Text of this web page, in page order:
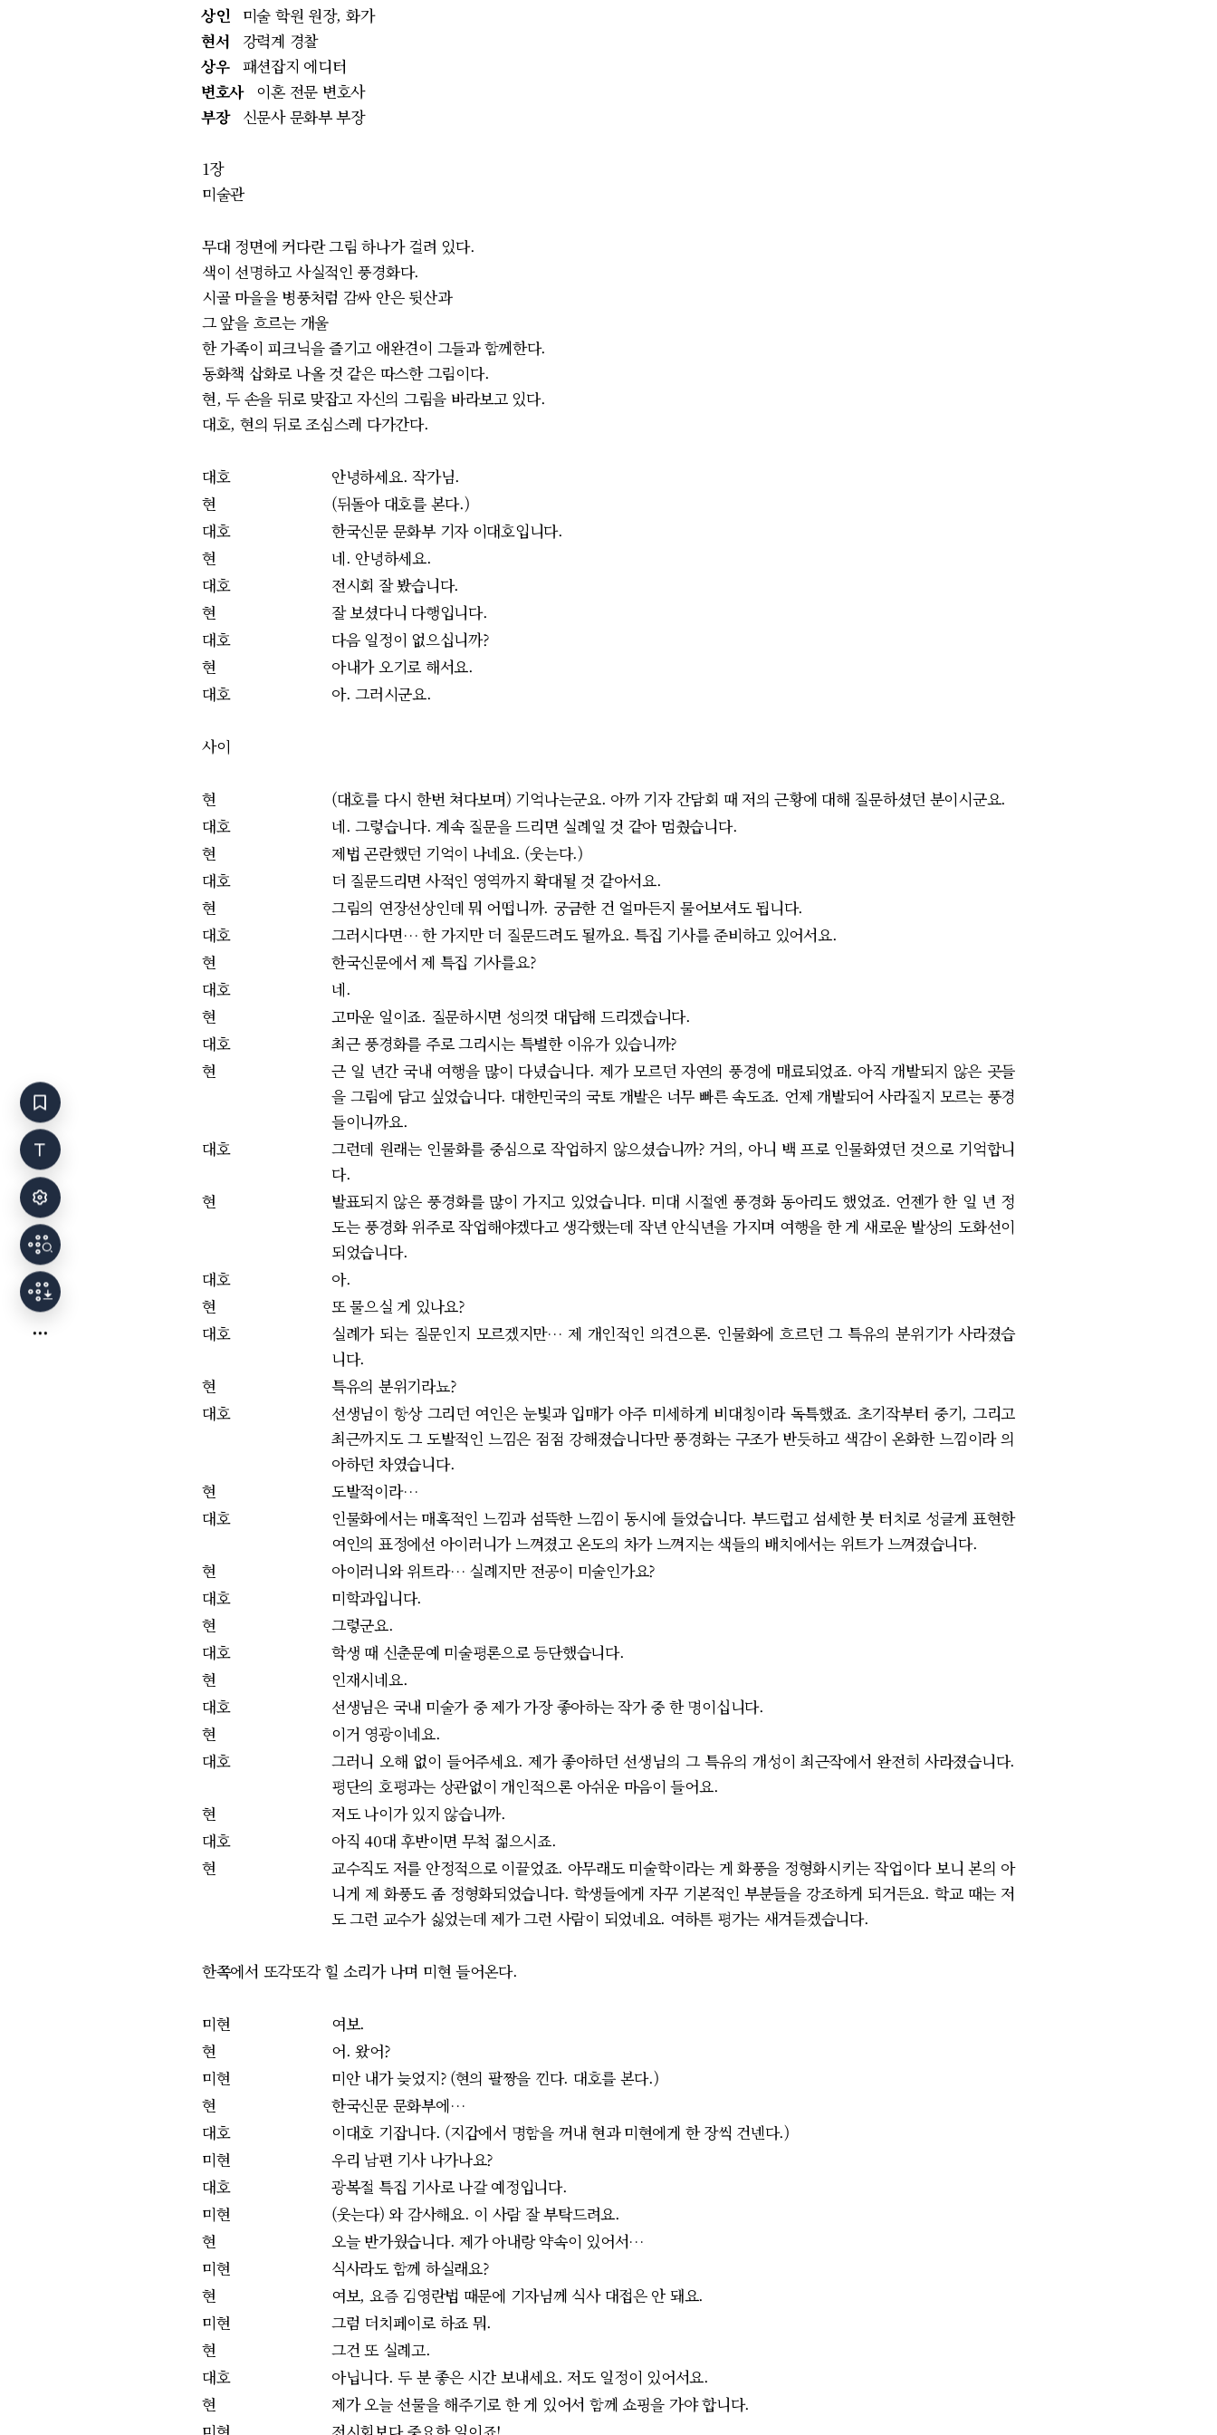
상인 미술 학원 원장, 화가
현서 강력계 경찰
상우패션잡지 에디터
변호사이혼 전문 변호사
부장신문사 문화부 부장
1장
미술관
무대 정면에 커다란 그림 하나가 걸려 있다.
색이 선명하고 사실적인 풍경화다.
시골 마을을 병풍처럼 감싸 안은 뒷산과
그 앞을 흐르는 개울
한 가족이 피크닉을 즐기고 애완견이 그들과 함께한다.
동화책 삽화로 나올 것 같은 따스한 그림이다.
현, 두 손을 뒤로 맞잡고 자신의 그림을 바라보고 있다.
대호, 현의 뒤로 조심스레 다가간다.
대호
안녕하세요. 작가님.
현
(뒤돌아 대호를 본다.)
대호
한국신문 문화부 기자 이대호입니다.
현
네. 안녕하세요.
대호
전시회 잘 봤습니다.
현
잘 보셨다니 다행입니다.
대호
다음 일정이 없으십니까?
현
아내가 오기로 해서요.
대호
아. 그러시군요.
사이
현
(대호를 다시 한번 쳐다보며) 기억나는군요. 아까 기자 간담회 때 저의 근황에 대해 질문하셨던 분이시군요.
대호
네. 그렇습니다. 계속 질문을 드리면 실례일 것 같아 멈췄습니다.
현
제법 곤란했던 기억이 나네요. (웃는다.)
대호
더 질문드리면 사적인 영역까지 확대될 것 같아서요.
현
그림의 연장선상인데 뭐 어떱니까. 궁금한 건 얼마든지 물어보셔도 됩니다.
대호
그러시다면… 한 가지만 더 질문드려도 될까요. 특집 기사를 준비하고 있어서요.
현
한국신문에서 제 특집 기사를요?
대호
네.
현
고마운 일이죠. 질문하시면 성의껏 대답해 드리겠습니다.
대호
최근 풍경화를 주로 그리시는 특별한 이유가 있습니까?
현
근 일 년간 국내 여행을 많이 다녔습니다. 제가 모르던 자연의 풍경에 매료되었죠. 아직 개발되지 않은 곳들
을 그림에 담고 싶었습니다. 대한민국의 국토 개발은 너무 빠른 속도죠. 언제 개발되어 사라질지 모르는 풍경
들이니까요.
대호
그런데 원래는 인물화를 중심으로 작업하지 않으셨습니까? 거의, 아니 백 프로 인물화였던 것으로 기억합니
다.
현
발표되지 않은 풍경화를 많이 가지고 있었습니다. 미대 시절엔 풍경화 동아리도 했었죠. 언젠가 한 일 년 정
도는 풍경화 위주로 작업해야겠다고 생각했는데 작년 안식년을 가지며 여행을 한 게 새로운 발상의 도화선이
되었습니다.
대호
아.
현
또 물으실 게 있나요?
대호
실례가 되는 질문인지 모르겠지만… 제 개인적인 의견으론. 인물화에 흐르던 그 특유의 분위기가 사라졌습
니다.
현
특유의 분위기라뇨?
대호
선생님이 항상 그리던 여인은 눈빛과 입매가 아주 미세하게 비대칭이라 독특했죠. 초기작부터 중기, 그리고
최근까지도 그 도발적인 느낌은 점점 강해졌습니다만 풍경화는 구조가 반듯하고 색감이 온화한 느낌이라 의
아하던 차였습니다.
현
도발적이라…
대호
인물화에서는 매혹적인 느낌과 섬뜩한 느낌이 동시에 들었습니다. 부드럽고 섬세한 붓 터치로 성글게 표현한
여인의 표정에선 아이러니가 느껴졌고 온도의 차가 느껴지는 색들의 배치에서는 위트가 느껴졌습니다.
현
아이러니와 위트라… 실례지만 전공이 미술인가요?
대호
미학과입니다.
현
그렇군요.
대호
학생 때 신춘문예 미술평론으로 등단했습니다.
현
인재시네요.
대호
선생님은 국내 미술가 중 제가 가장 좋아하는 작가 중 한 명이십니다.
현
이거 영광이네요.
대호
그러니 오해 없이 들어주세요. 제가 좋아하던 선생님의 그 특유의 개성이 최근작에서 완전히 사라졌습니다.
평단의 호평과는 상관없이 개인적으론 아쉬운 마음이 들어요.
현
저도 나이가 있지 않습니까.
대호
아직 40대 후반이면 무척 젊으시죠.
현
교수직도 저를 안정적으로 이끌었죠. 아무래도 미술학이라는 게 화풍을 정형화시키는 작업이다 보니 본의 아
니게 제 화풍도 좀 정형화되었습니다. 학생들에게 자꾸 기본적인 부분들을 강조하게 되거든요. 학교 때는 저
도 그런 교수가 싫었는데 제가 그런 사람이 되었네요. 여하튼 평가는 새겨듣겠습니다.
한쪽에서 또각또각 힐 소리가 나며 미현 들어온다.
미현
여보.
현
어. 왔어?
미현
미안 내가 늦었지? (현의 팔짱을 낀다. 대호를 본다.)
현
한국신문 문화부에…
대호
이대호 기잡니다. (지갑에서 명함을 꺼내 현과 미현에게 한 장씩 건넨다.)
미현
우리 남편 기사 나가나요?
대호
광복절 특집 기사로 나갈 예정입니다.
미현
(웃는다) 와 감사해요. 이 사람 잘 부탁드려요.
현
오늘 반가웠습니다. 제가 아내랑 약속이 있어서…
미현
식사라도 함께 하실래요?
현
여보, 요즘 김영란법 때문에 기자님께 식사 대접은 안 돼요.
미현
그럼 더치페이로 하죠 뭐.
현
그건 또 실례고.
대호
아닙니다. 두 분 좋은 시간 보내세요. 저도 일정이 있어서요.
현
제가 오늘 선물을 해주기로 한 게 있어서 함께 쇼핑을 가야 합니다.